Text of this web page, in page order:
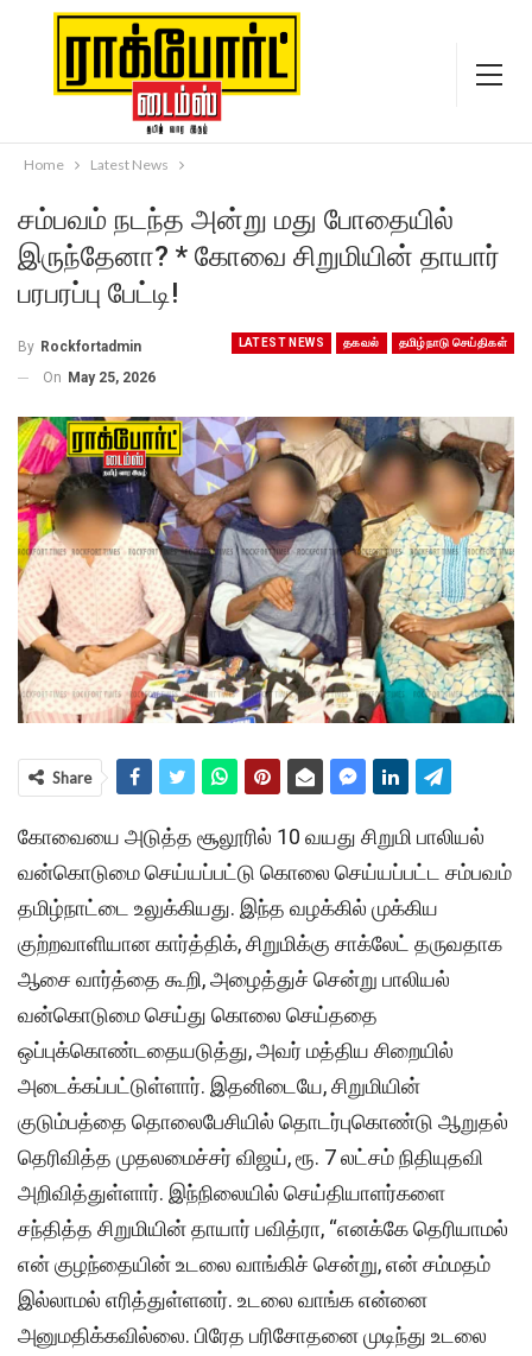
Home Latest News
சம்பவம் நடந்த அன்று மது போதையில்
இருந்தேனா? * கோவை சிறுமியின் தாயார்
பரபரப்பு பேட்டி!
LATEST NEWS தகவல் தமிழ்நாடு செய்திகள்
By Rockfortadmin
On May 25, 2026
Share
கோவையை அடுத்த சூலூரில் 10 வயது சிறுமி பாலியல்
வன்கொடுமை செய்யப்பட்டு கொலை செய்யப்பட்ட சம்பவம்
தமிழ்நாட்டை உலுக்கியது. இந்த வழக்கில் முக்கிய
குற்றவாளியான கார்த்திக், சிறுமிக்கு சாக்லேட் தருவதாக
ஆசை வார்த்தை கூறி, அழைத்துச் சென்று பாலியல்
வன்கொடுமை செய்து கொலை செய்ததை
ஒப்புக்கொண்டதையடுத்து, அவர் மத்திய சிறையில்
அடைக்கப்பட்டுள்ளார். இதனிடையே, சிறுமியின்
குடும்பத்தை தொலைபேசியில் தொடர்புகொண்டு ஆறுதல்
தெரிவித்த முதலமைச்சர் விஜய், ரூ. 7 லட்சம் நிதியுதவி
அறிவித்துள்ளார். இந்நிலையில் செய்தியாளர்களை
சந்தித்த சிறுமியின் தாயார் பவித்ரா, “எனக்கே தெரியாமல்
என் குழந்தையின் உடலை வாங்கிச் சென்று, என் சம்மதம்
இல்லாமல் எரித்துள்ளனர். உடலை வாங்க என்னை
அனுமதிக்கவில்லை. பிரேத பரிசோதனை முடிந்து உடலை